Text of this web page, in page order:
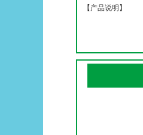
【产品说明】